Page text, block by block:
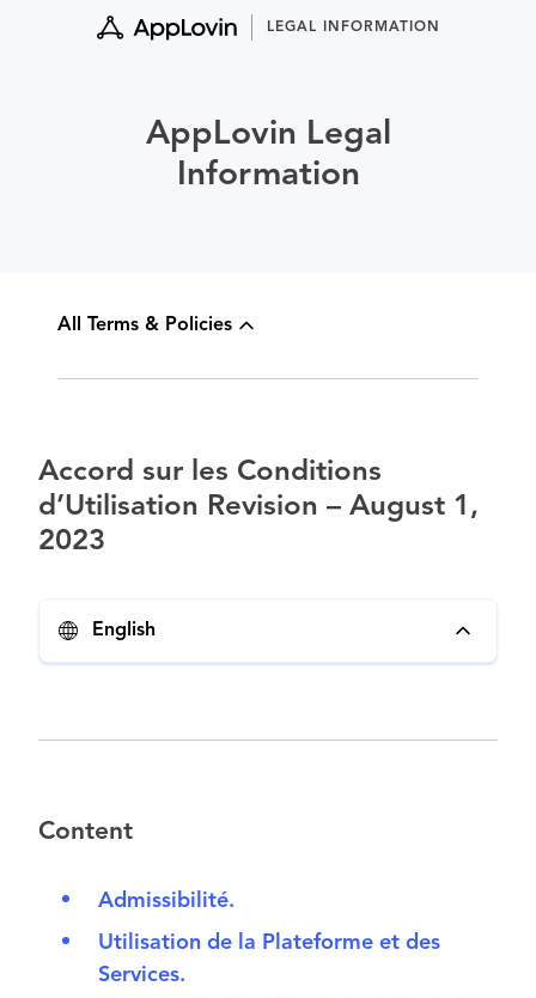
LEGAL INFORMATION
AppLovin Legal
Information
All Terms & Policies
Accord sur les Conditions
d’Utilisation Revision – August 1,
2023
English
Content
Admissibilité.
Utilisation de la Plateforme et des
Services.